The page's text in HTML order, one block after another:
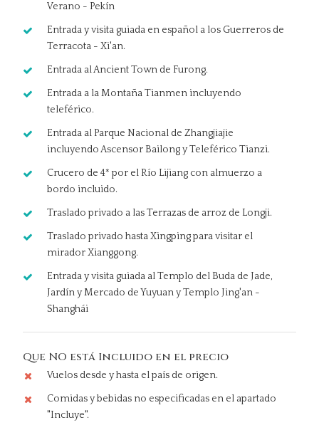
Verano - Pekín
Entrada y visita guiada en español a los Guerreros de
Terracota - Xi'an.
Entrada al Ancient Town de Furong.
Entrada a la Montaña Tianmen incluyendo
teleférico.
Entrada al Parque Nacional de Zhangjiajie
incluyendo Ascensor Bailong y Teleférico Tianzi.
Crucero de 4* por el Río Lijiang con almuerzo a
bordo incluido.
Traslado privado a las Terrazas de arroz de Longji.
Traslado privado hasta Xingping para visitar el
mirador Xianggong.
Entrada y visita guiada al Templo del Buda de Jade,
Jardín y Mercado de Yuyuan y Templo Jing'an -
Shanghái
Que NO está Incluido en el precio
Vuelos desde y hasta el país de origen.
Comidas y bebidas no especificadas en el apartado
"Incluye".